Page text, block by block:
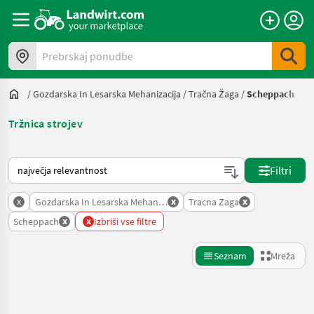
Prebrskaj ponudbe
/Gozdarska In Lesarska Mehanizacija /Tračna Žaga /Scheppach
Tržnica strojev
Tako je razvrščeno na Landwirt.com
Filtri
x Gozdarska In Lesarska Mehanizacija
x Tracna Zaga x
Scheppach x x Izbriši vse filtre
Seznam Mreža